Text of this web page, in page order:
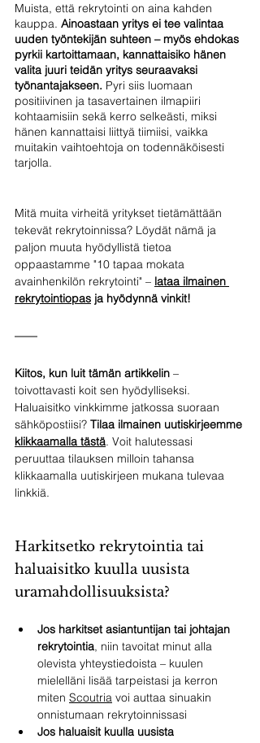
Muista, että rekrytointi on aina kahden
kauppa. Ainoastaan yritys ei tee valintaa
uuden työntekijän suhteen – myös ehdokas
pyrkii kartoittamaan, kannattaisiko hänen
valita juuri teidän yritys seuraavaksi
työnantajakseen. Pyri siis luomaan
positiivinen ja tasavertainen ilmapiiri
kohtaamisiin sekä kerro selkeästi, miksi
hänen kannattaisi liittyä tiimiisi, vaikka
muitakin vaihtoehtoja on todennäköisesti
tarjolla.
Mitä muita virheitä yritykset tietämättään
tekevät rekrytoinnissa? Löydät nämä ja
paljon muuta hyödyllistä tietoa
oppaastamme "10 tapaa mokata
avainhenkilön rekrytointi" – lataa ilmainen
rekrytointiopas ja hyödynnä vinkit!
Kiitos, kun luit tämän artikkelin –
toivottavasti koit sen hyödylliseksi.
Haluaisitko vinkkimme jatkossa suoraan
sähköpostiisi? Tilaa ilmainen uutiskirjeemme
klikkaamalla tästä. Voit halutessasi
peruuttaa tilauksen milloin tahansa
klikkaamalla uutiskirjeen mukana tulevaa
linkkiä.
Harkitsetko rekrytointia tai
haluaisitko kuulla uusista
uramahdollisuuksista?
Jos harkitset asiantuntijan tai johtajan
rekrytointia, niin tavoitat minut alla
olevista yhteystiedoista – kuulen
mielelläni lisää tarpeistasi ja kerron
miten Scoutria voi auttaa sinuakin
onnistumaan rekrytoinnissasi
Jos haluaisit kuulla uusista